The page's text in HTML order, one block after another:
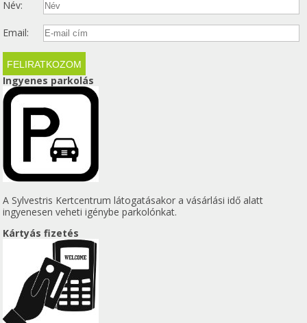
Név:
Email:
Ingyenes parkolás
A Sylvestris Kertcentrum látogatásakor a vásárlási idő alatt
ingyenesen veheti igénybe parkolónkat.
Kártyás fizetés